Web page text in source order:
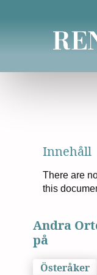
Innehåll
There are
this
Andra
på
Österåker